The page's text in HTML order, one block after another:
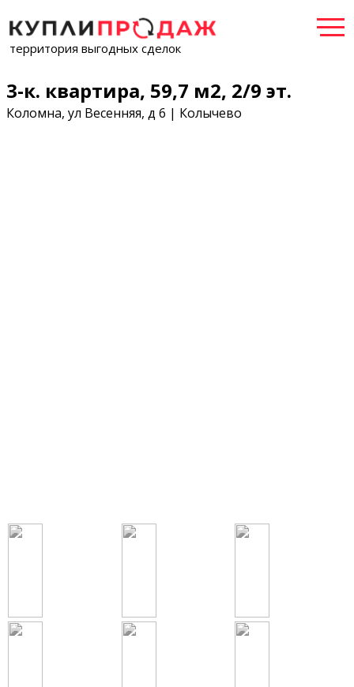
территория выгодных сделок
3-к. квартира, 59,7 м2, 2/9 эт.
Коломна, ул Весенняя, д 6 | Колычево